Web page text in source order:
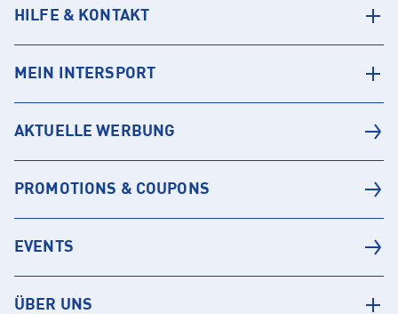
HILFE & KONTAKT
MEIN INTERSPORT
AKTUELLE WERBUNG
PROMOTIONS & COUPONS
EVENTS
ÜBER UNS